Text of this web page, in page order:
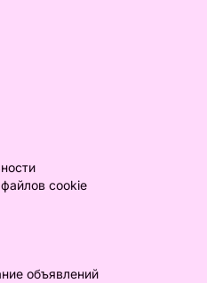
cookie
объявлений